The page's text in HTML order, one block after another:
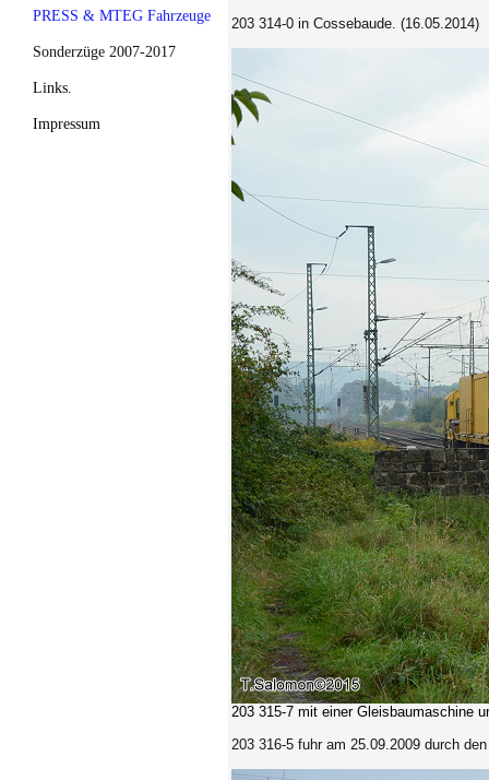
PRESS & MTEG Fahrzeuge
Sonderzüge 2007-2017
Links.
Impressum
203 314-0 in Cossebaude. (16.05.2014)
203 315-7 mit einer Gleisbaumaschine
203 316-5 fuhr am 25.09.2009 durch